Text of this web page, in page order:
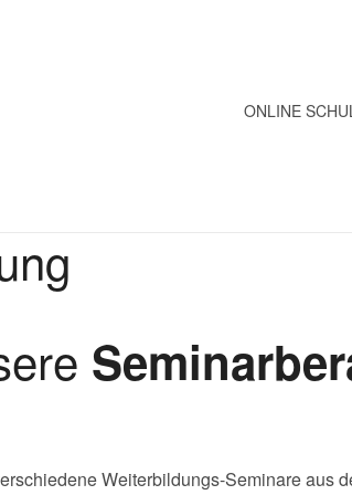
ONLINE
Weiterbildungs-Seminare